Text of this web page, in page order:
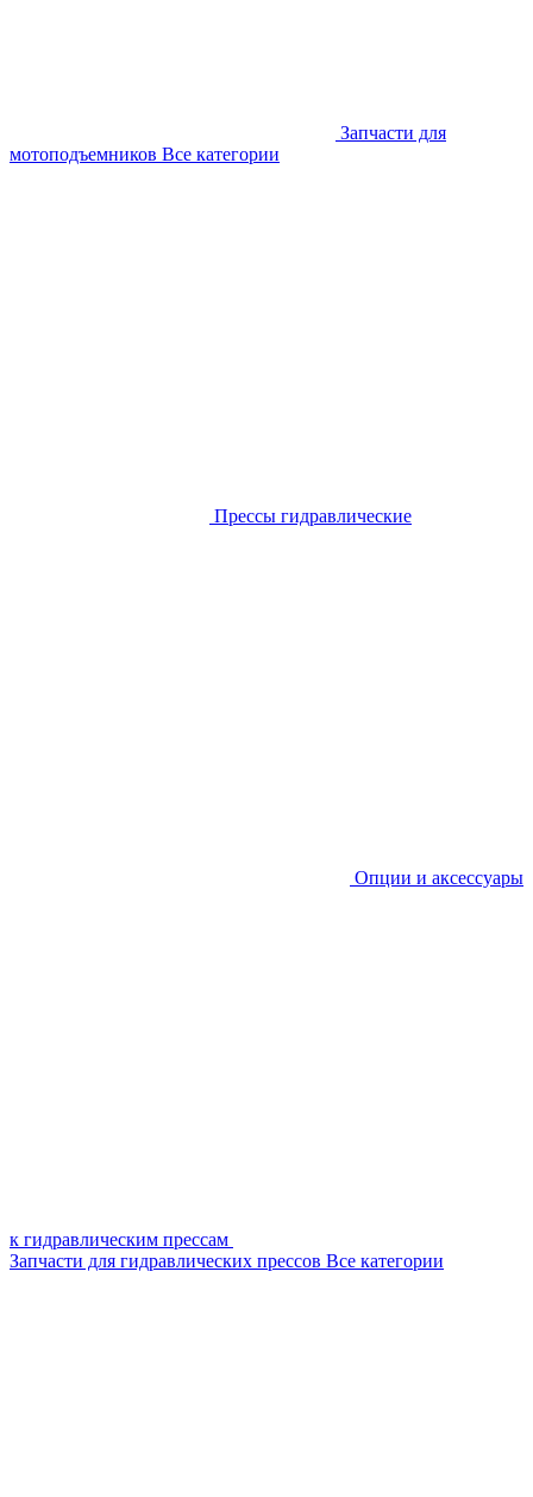
Запчасти для
мотоподъемников Все категории
Прессы гидравлические
Опции и аксессуары
к гидравлическим прессам
Запчасти для гидравлических прессов Все категории